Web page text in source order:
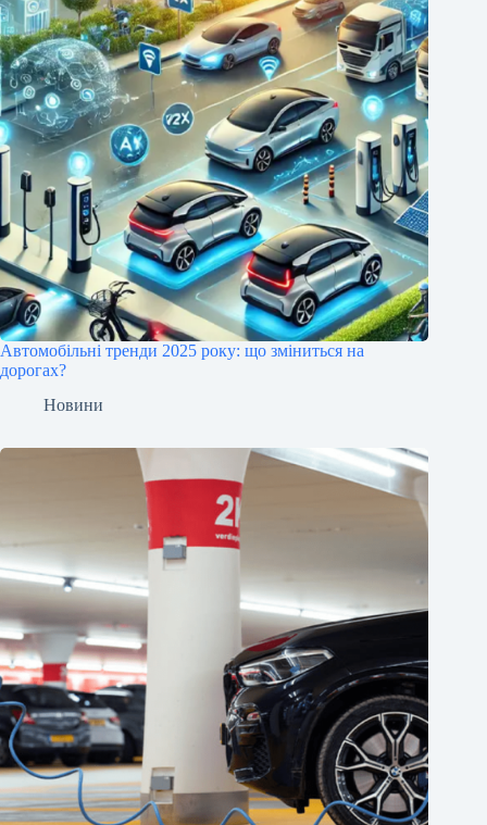
Автомобільні тренди 2025 року: що зміниться на
дорогах?
Новини